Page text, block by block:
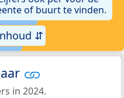
of buurt te vinden.
⇵
in 2024.